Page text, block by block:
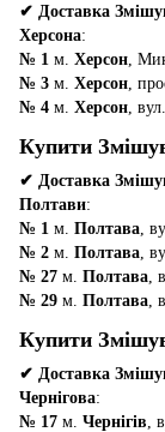
✔ Доставка
Херсона:
№ 1 м. Херсон ,
№ 3 м. Херсон ,
№ 4 м. Херсон ,
Купити
✔ Доставка
Полтави:
№ 1 м. Полтава ,
№ 2 м. Полтава ,
№ 27 м. Полтава ,
№ 29 м. Полтава ,
Купити
✔ Доставка
Чернігова:
№ 17 м. Чернігів ,